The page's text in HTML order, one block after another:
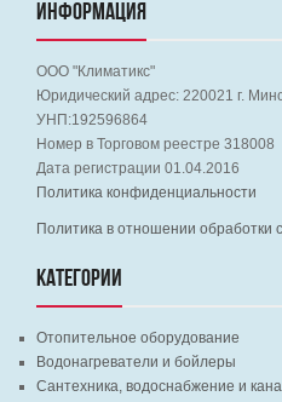
ИНФОРМАЦИЯ
ООО "Климатикс"
Юридический адрес: 220021 г.
УНП:192596864
Номер в Торговом реестре 318008
Дата регистрации 01.04.2016
Политика конфиденциальности
Политика в отношении обработки
КАТЕГОРИИ
Отопительное оборудование
Водонагреватели и бойлеры
Сантехника, водоснабжение и